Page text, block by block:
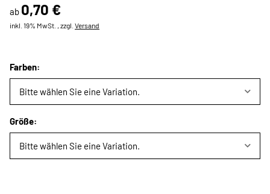
ab 0,70 €
inkl. 19% MwSt. , zzgl. Versand
Farben:
Bitte wählen Sie eine Variation.
Größe:
Bitte wählen Sie eine Variation.